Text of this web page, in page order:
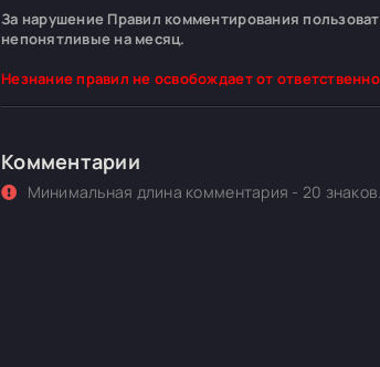
За нарушение Правил комментирования
непонятливые на месяц.
Незнание правил не освобождает от
Комментарии
Минимальная длина комментария - 20